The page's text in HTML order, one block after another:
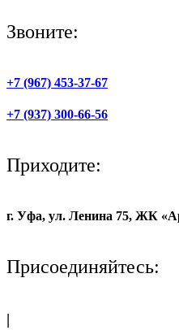
Звоните:
+7 (967) 453-37-67
+7 (937) 300-66-56
Приходите:
г. Уфа, ул. Ленина 75, ЖК
Присоединяйтесь:
|